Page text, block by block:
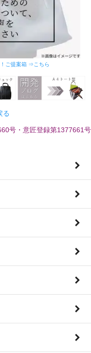
ご提案箱 ⇒こちら
る
号・意匠登録第1377661号